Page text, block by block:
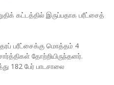
கட்டத்தில் இருப்பதாக பரீட்சைத்
பரீட்சைக்கு மொத்தம் 4
தோற்றியிருந்தனர்.
182 பேர் பாடசாலை